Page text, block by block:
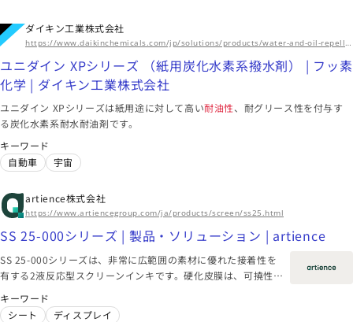
エンジン ガスケット
海外拠点
アジア・大洋州、北米、欧州・中東、中南米、アフリカ
大阪府
ダイキン工業株式会社
学 | ダイキン工業株式会社
パワートレイン | フッ素化学 | ダイキン工業株式会社
オイル
海外拠点
アジア、北米、ヨーロッパ、中南米、中東、オセアニア、アフ
リカ
ダイキン工業株式会社
https://www.daikinchemicals.com/jp/solutions/products/water-and-oil-repellents/unidyne-hydrocarbon-based-paper.html
ユニダイン XPシリーズ （紙用炭化水素系撥水剤） | フッ素
化学 | ダイキン工業株式会社
ユニダイン XPシリーズは紙用途に対して高い耐油性、耐グリース性を付与す
る炭化水素系耐水耐油剤です。
キーワード
自動車
宇宙
artience株式会社
https://www.artiencegroup.com/ja/products/screen/ss25.html
SS 25-000シリーズ | 製品・ソリューション | artience
SS 25-000シリーズは、非常に広範囲の素材に優れた接着性を
有する2液反応型スクリーンインキです。硬化皮膜は、可撓性、
キーワード
シート
ディスプレイ